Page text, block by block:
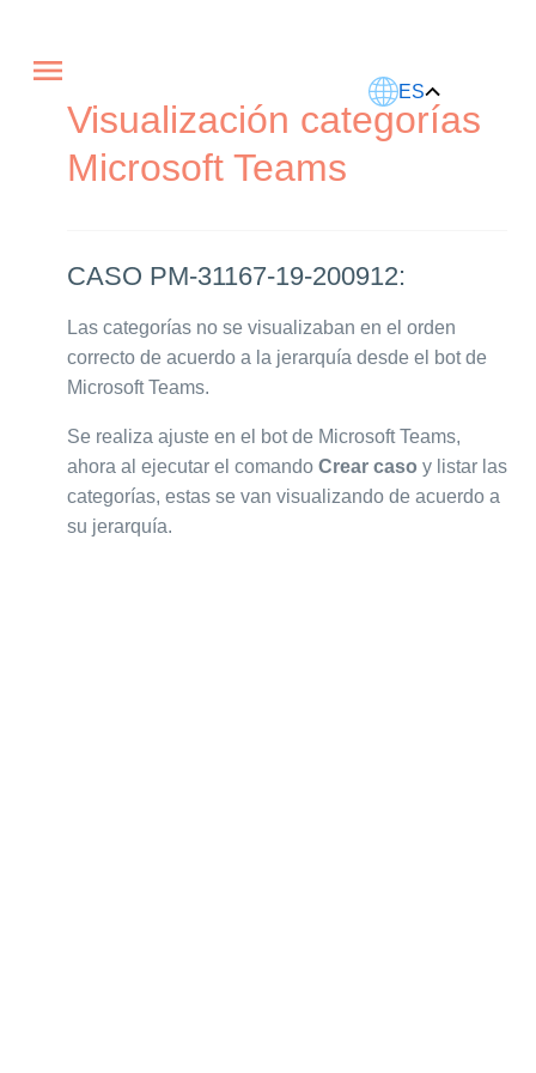
ES
Visualización categorías
Microsoft Teams
CASO PM-31167-19-200912:
Las categorías no se visualizaban en el orden
correcto de acuerdo a la jerarquía desde el bot de
Microsoft Teams.
Se realiza ajuste en el bot de Microsoft Teams,
ahora al ejecutar el comando Crear caso y listar las
categorías, estas se van visualizando de acuerdo a
su jerarquía.